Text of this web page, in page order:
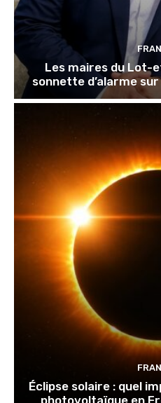
Les maires du Lot-
sonnette d’alarme
Éclipse solaire : quel
photovoltaïque en